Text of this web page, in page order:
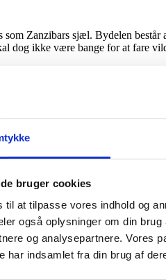
bruger cookies
til at tilpasse vores indhold og
også oplysninger om din
og analysepartnere. Vores
har indsamlet fra din brug af
Zanzibars sjæl. Bydelen
dog ikke være bange for at fare
noget nyt ved hvert hjørne af
små charmerende
og en af de vigtigste
som et sted for religiøse
udstillingerne findes
syn, og dørene i bygningen er